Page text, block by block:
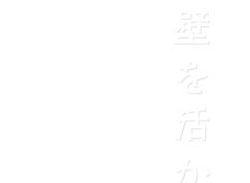
壁
を
活
か